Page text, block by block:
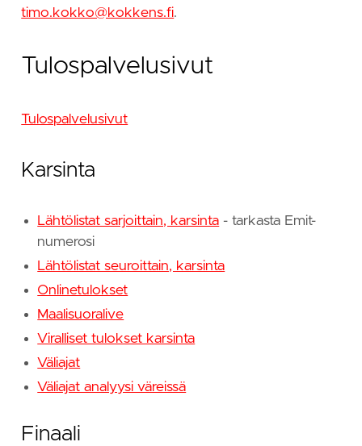
timo.kokko@kokkens.fi.
Tulospalvelusivut
Tulospalvelusivut
Karsinta
Lähtölistat sarjoittain, karsinta - tarkasta Emit-
numerosi
Lähtölistat seuroittain, karsinta
Onlinetulokset
Maalisuoralive
Viralliset tulokset karsinta
Väliajat
Väliajat analyysi väreissä
Finaali